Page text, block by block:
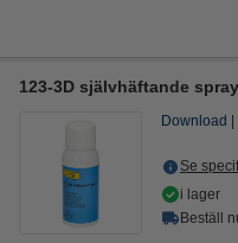
123-3D självhäftande
Download
Se
i lager
Beställ